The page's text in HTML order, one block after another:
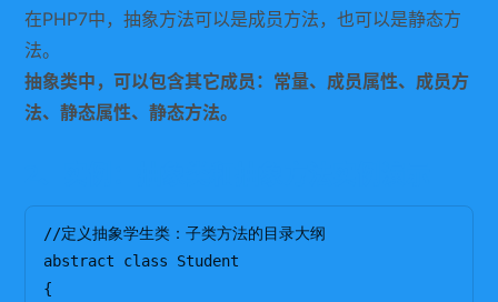
在PHP7中，抽象方法可以是成员方法，也可以是静态方
法。
抽象类中，可以包含其它成员：常量、成员属性、成员方
法、静态属性、静态方法。
//定义抽象学生类：子类方法的目录大纲
abstract class Student
{